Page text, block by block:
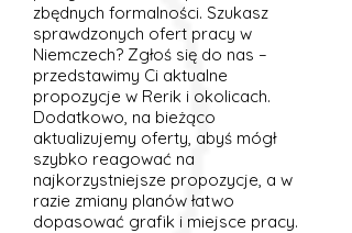
zbędnych formalności. Szukasz
sprawdzonych ofert pracy w
Niemczech? Zgłoś się do nas –
przedstawimy Ci aktualne
propozycje w Rerik i okolicach.
Dodatkowo, na bieżąco
aktualizujemy oferty, abyś mógł
szybko reagować na
najkorzystniejsze propozycje, a w
razie zmiany planów łatwo
dopasować grafik i miejsce pracy.